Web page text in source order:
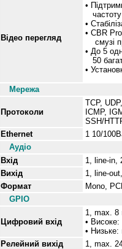
Відео перегляд
•
частоту
•
• CBR
смузі
• До 5
50
•
Мережа
Протоколи
TCP,
ICMP,
SSH/
Ethernet
1 10/
Аудіо
Вхід
1, line-in,
Вихід
1, line-
Формат
Mono,
GPIO
Цифровий вхід
1, max. 8
•
• Низьке:
Релейний вихід
1, max.